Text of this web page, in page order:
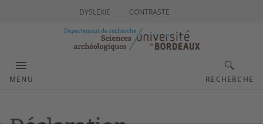
DYSLEXIE CONTRASTE
MENU RECHERCHE
Déclaration